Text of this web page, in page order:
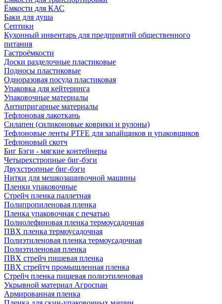
Ёмкости для КАС
Баки для душа
Септики
Кухонный инвентарь для предприятий общественного
питания
Гастроёмкости
Доски разделочные пластиковые
Подносы пластиковые
Одноразовая посуда пластиковая
Упаковка для кейтеринга
Упаковочные материалы
Антипригарные материалы
Тефлоновая лакоткань
Силапен (силиконовые коврики и рулоны)
Тефлоновые ленты PTFE для запайщиков и упаковщиков
Тефлоновый скотч
Биг Бэги - мягкие контейнеры
Четырехстропные биг-бэги
Двухстропные биг-бэги
Нитки для мешкозашивочной машины
Пленки упаковочные
Стрейч пленка паллетная
Полипропиленовая пленка
Пленка упаковочная с печатью
Полиолефиновая пленка термоусадочная
ПВХ пленка термоусадочная
Полиэтиленовая пленка термоусадочная
Полиэтиленовая пленка
ПВХ стрейч пищевая пленка
ПВХ стрейтч промышленная пленка
Стрейч пленка пищевая полиэтиленовая
Укрывной материал Агроспан
Армированная пленка